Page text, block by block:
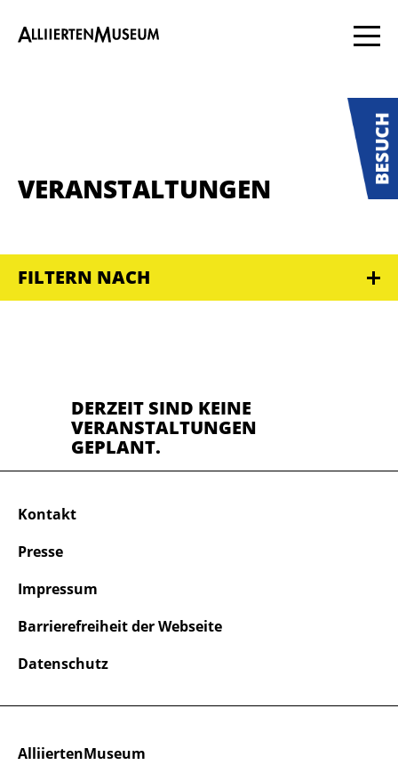
VERANSTALTUNGEN
FILTERN NACH
DERZEIT SIND KEINE
VERANSTALTUNGEN
GEPLANT.
AlliiertenMuseum
Kontakt
Presse
Impressum
Barrierefreiheit der Webseite
Datenschutz